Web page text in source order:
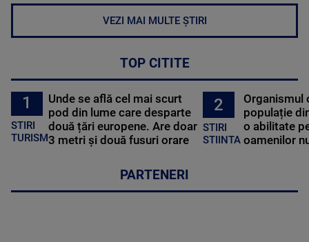
VEZI MAI MULTE ȘTIRI
TOP CITITE
1
STIRI
TURISM
Unde se află cel mai scurt
pod din lume care desparte
două țări europene. Are doar
3 metri și două fusuri orare
2
STIRI
STIINTA
Organismul
populație
o abilitate
oamenilor
PARTENERI